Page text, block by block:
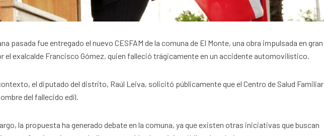
pasada fue entregado el nuevo CESFAM de la comuna de El Monte, una obra impulsada en gran
el exalcalde Francisco Gómez, quien falleció trágicamente en un accidente automovilístico.
el diputado del distrito, Raúl Leiva, solicitó públicamente que el Centro de Salud Familiar
del fallecido edil.
la propuesta ha generado debate en la comuna, ya que existen otras iniciativas que buscan